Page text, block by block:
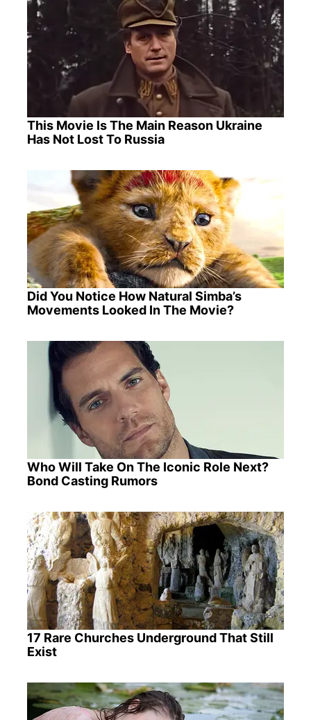
This Movie Is The Main Reason Ukraine
Has Not Lost To Russia
Did You Notice How Natural Simba’s
Movements Looked In The Movie?
Who Will Take On The Iconic Role Next?
Bond Casting Rumors
17 Rare Churches Underground That Still
Exist